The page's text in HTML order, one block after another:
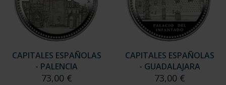
CAPITALES ESPAÑOLAS
- PALENCIA
73,00 €
CAPITALES ESPAÑOLAS
- GUADALAJARA
73,00 €